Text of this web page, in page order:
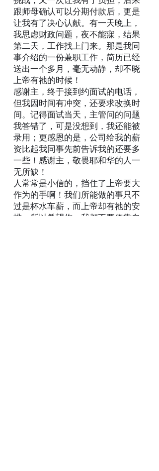
跟师母确认可以分期付款后，更是
让我有了决心认献。有一天晚上，
我思虑财政问题，夜不能寐，结果
第二天，工作找上门来。那是我同
事介绍的一份兼职工作，简历已经
送出一个多月，毫无动静，却不晓
上帝有祂的时候！
感谢主，终于接到约面试的电话，
但我因时间有冲突，还要求改换时
间。记得面试当天，主管问的问题
我答错了，可是没想到，我还能被
录用；更感恩的是，公司给我的薪
资比起我同事先前告诉我的还要多
一些！感谢主，敬畏耶和华的人一
无所缺！
人常常是小信的，挡住了上帝要大
作为的手啊！我们所能做的事只不
过是杯水车薪，而上帝却有祂的安
排；所以希望你、我都不要倚靠自